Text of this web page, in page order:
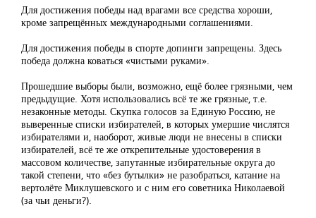
Для достижения победы над врагами все средства хороши,
кроме запрещённых международными соглашениями.
Для достижения победы в спорте допинги запрещены. Здесь
победа должна коваться «чистыми руками».
Прошедшие выборы были, возможно, ещё более грязными, чем
предыдущие. Хотя использовались всё те же грязные, т.е.
незаконные методы. Скупка голосов за Единую Россию, не
выверенные списки избирателей, в которых умершие числятся
избирателями и, наоборот, живые люди не внесены в списки
избирателей, всё те же открепительные удостоверения в
массовом количестве, запутанные избирательные округа до
такой степени, что «без бутылки» не разобраться, катание на
вертолёте Миклушевского и с ним его советника Николаевой
(за чьи деньги?).